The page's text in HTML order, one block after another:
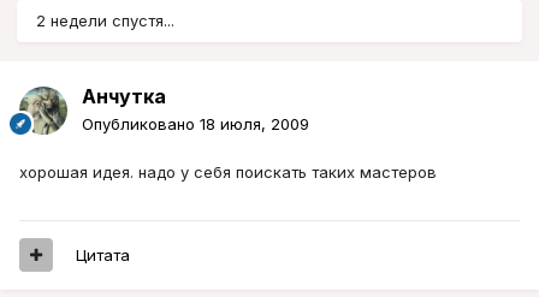
2 недели спустя...
Aнчутка
Опубликовано 18 июля, 2009
хорошая идея. надо у себя поискать таких мастеров
Цитата